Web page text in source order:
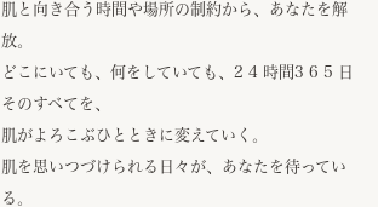
肌と向き合う時間や場所の制約から、あなたを解
放。
どこにいても、何をしていても、2 4 時間3 6 5 日
そのすべてを、
肌がよろこぶひとときに変えていく。
肌を思いつづけられる日々が、あなたを待ってい
る。